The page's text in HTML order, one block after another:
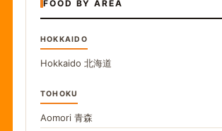
FOOD BY AREA
HOKKAIDO
Hokkaido 北海道
TOHOKU
Aomori 青森